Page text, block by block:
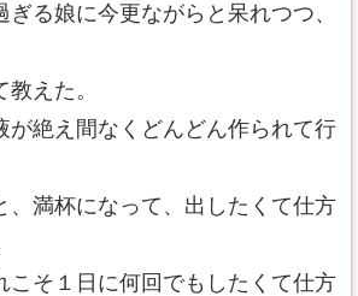
る娘に今更ながらと呆れつつ、
えた。
が絶え間なくどんどん作られて行
、満杯になって、出したくて仕方
こそ１日に何回でもしたくて仕方